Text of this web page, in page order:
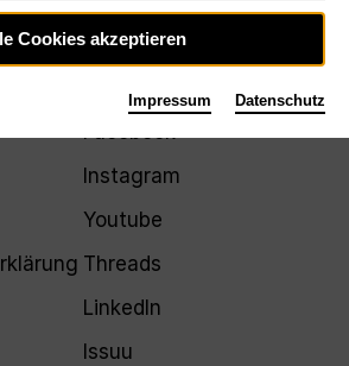
Facebook
Instagram
Youtube
Threads
LinkedIn
Issuu
Cookies akzeptieren
Impressum Datenschutz